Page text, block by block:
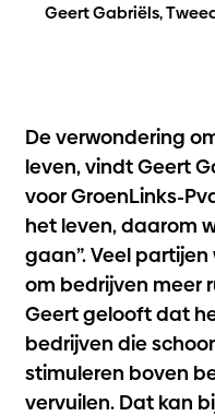
Geert Gabriëls,
De verwondering
leven, vindt Geert
voor GroenLinks-
het leven, daarom
gaan”. Veel
om bedrijven meer
Geert gelooft dat
bedrijven die
stimuleren boven
vervuilen. Dat kan